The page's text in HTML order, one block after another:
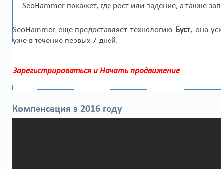
— SeoHammer покажет, где рост или падение, а также
SeoHammer еще предоставляет технологию Буст, она
уже в течение первых 7 дней.
Зарегистрироваться и Начать продвижение
Компенсация в 2016 году